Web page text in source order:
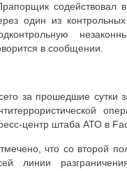
содействовал
один из
в сообщении.
за прошедшие сутки
центр штаба АТО в
что со второй
линии